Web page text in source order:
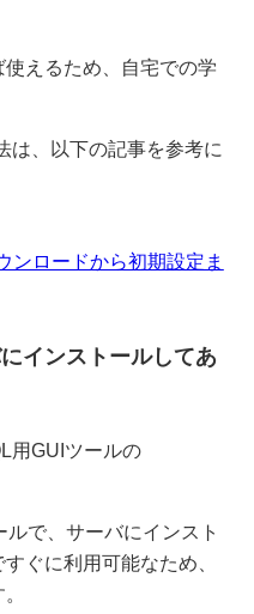
えるため、自宅での学
は、以下の記事を参考に
ンロードから初期設定ま
インストールしてあ
用GUIツールの
で、サーバにインスト
ぐに利用可能なため、